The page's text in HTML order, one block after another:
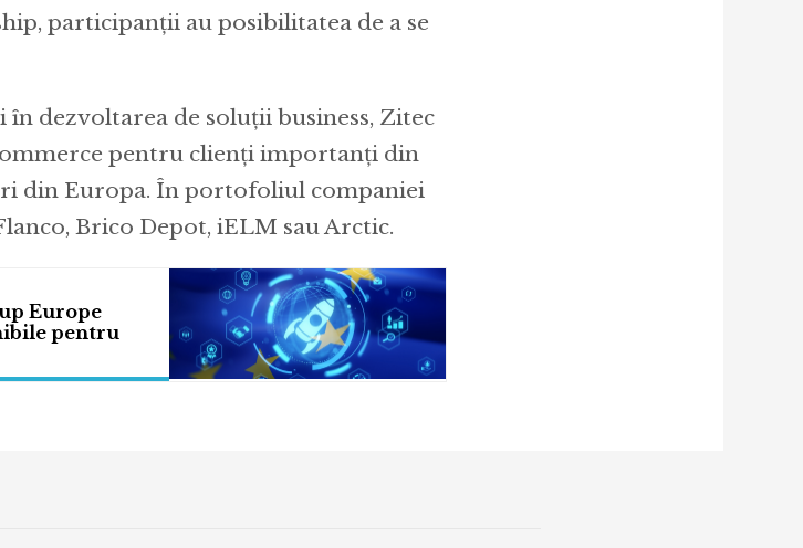
participanții au posibilitatea de a se
în dezvoltarea de soluții business, Zitec
pentru clienți importanți din
din Europa. În portofoliul companiei
Brico Depot, iELM sau Arctic.
Europe
pentru